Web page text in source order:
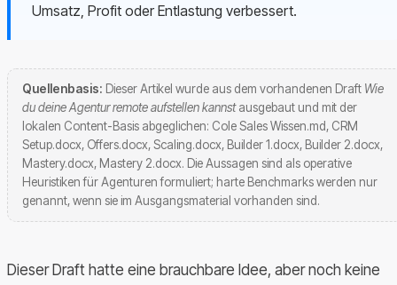
Umsatz, Profit oder Entlastung verbessert.
Quellenbasis: Dieser Artikel wurde aus dem vorhandenen Draft Wie
du deine Agentur remote aufstellen kannstausgebaut und mit der
lokalen Content-Basis abgeglichen: Cole Sales Wissen.md, CRM
Setup.docx, Offers.docx, Scaling.docx, Builder 1.docx, Builder 2.docx,
Mastery.docx, Mastery 2.docx. Die Aussagen sind als operative
Heuristiken für Agenturen formuliert; harte Benchmarks werden nur
genannt, wenn sie im Ausgangsmaterial vorhanden sind.
Dieser Draft hatte eine brauchbare Idee, aber noch keine